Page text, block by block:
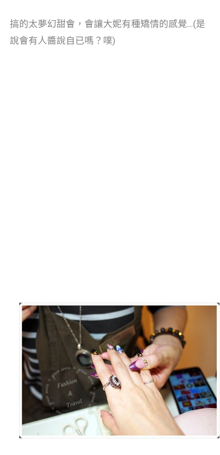
搞的太夢幻甜會，會讓大妮有種矯情的感覺…(是
說會有人醬說自已嗎？噗)